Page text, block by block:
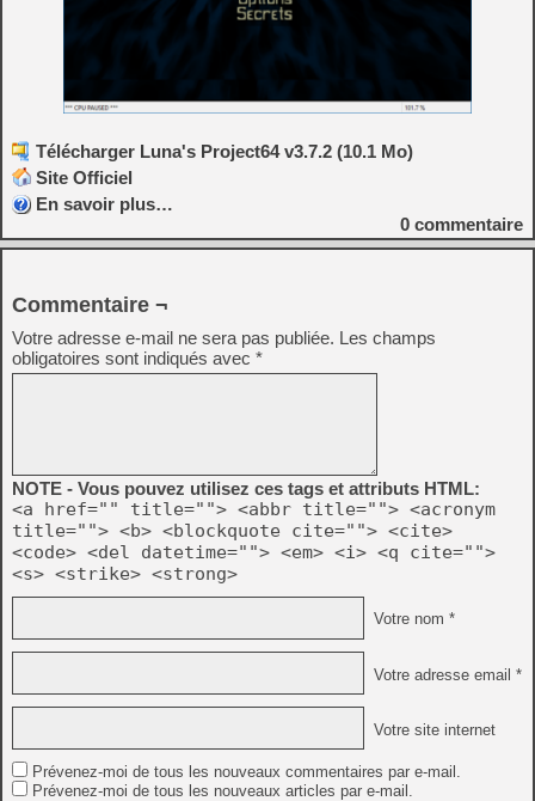
Télécharger Luna's Project64 v3.7.2 (10.1 Mo)
Site Officiel
En savoir plus…
0 commentaire
Commentaire ¬
Votre adresse e-mail ne sera pas publiée. Les champs
obligatoires sont indiqués avec *
NOTE - Vous pouvez utilisez ces tags et attributs HTML:
<a href="" title=""> <abbr title=""> <acronym
title=""> <b> <blockquote cite=""> <cite>
<code> <del datetime=""> <em> <i> <q cite="">
<s> <strike> <strong>
Votre nom *
Votre adresse email *
Votre site internet
Prévenez-moi de tous les nouveaux commentaires par e-mail.
Prévenez-moi de tous les nouveaux articles par e-mail.